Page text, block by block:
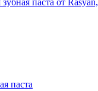
паста от